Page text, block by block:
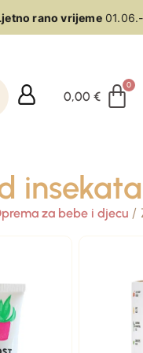
rano vrijeme01.06.-
0,00€
insekata
za bebe i djecu/